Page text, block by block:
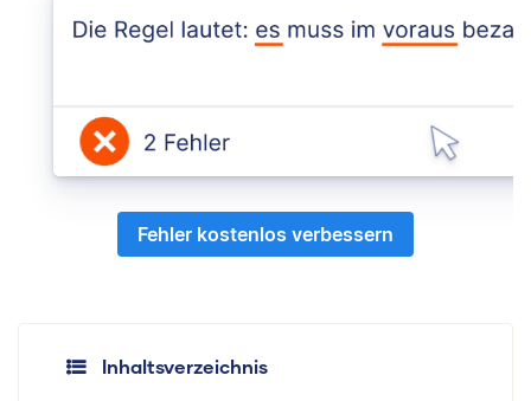
Fehler kostenlos verbessern
Inhaltsverzeichnis